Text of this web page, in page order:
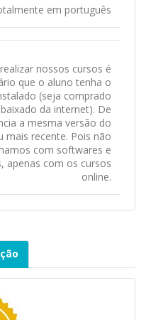
em português
nossos cursos é
que o aluno tenha o
(seja comprado
da internet). De
a mesma versão do
mais recente. Pois não
com softwares e
apenas com os cursos
online.